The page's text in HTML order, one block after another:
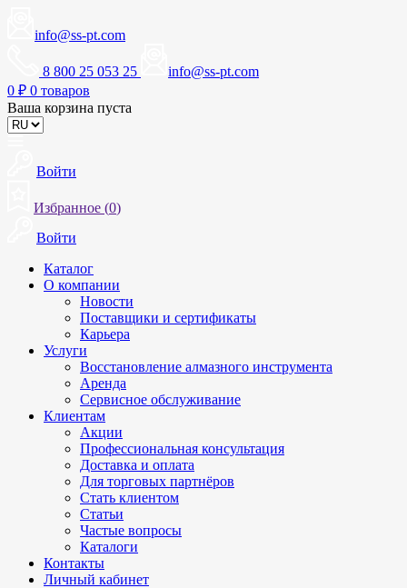
info@ss-pt.com
8 800 25 053 25
info@ss-pt.com
0 ₽ 0 товаров
Ваша корзина пуста
Войти
Избранное (0)
Войти
Каталог
О компании
Новости
Поставщики и сертификаты
Карьера
Услуги
Восстановление алмазного инструмента
Аренда
Сервисное обслуживание
Клиентам
Акции
Профессиональная консультация
Доставка и оплата
Для торговых партнёров
Стать клиентом
Статьи
Частые вопросы
Каталоги
Контакты
Личный кабинет